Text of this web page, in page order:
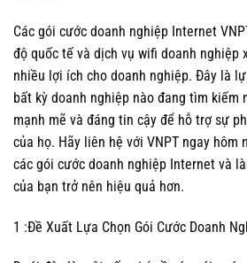
Các gói cước doanh nghiệp Internet
độ quốc tế và dịch vụ wifi doanh nghiệp
nhiều lợi ích cho doanh nghiệp. Đây là
bất kỳ doanh nghiệp nào đang tìm kiếm
mạnh mẽ và đáng tin cậy để hỗ trợ sự
của họ. Hãy liên hệ với VNPT ngay hôm
các gói cước doanh nghiệp Internet và
của bạn trở nên hiệu quả hơn.
1 :Đề Xuất Lựa Chọn Gói Cước Doanh